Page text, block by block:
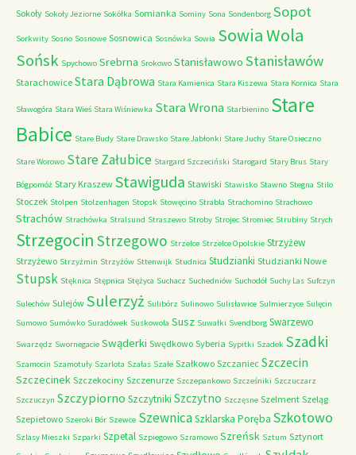
Sokoły Sokoły Jeziorne Sokółka Somianka Sominy Sona Sondenborg Sopot
Sorkwity Sosno Sosnowe Sosnowica Sosnówka Sowia Sowia Wola
Sońsk Spychowo Srebrna Srokowo Stanisławowo Stanisławów
Starachowice Stara Dąbrowa Stara Kamienica Stara Kiszewa Stara Kornica Stara
Sławogóra Stara Wieś Stara Wiśniewka Stara Wrona Starbienino Stare
Babice Stare Budy Stare Drawsko Stare Jabłonki Stare Juchy Stare Osieczno
Stare Worowo Stare Załubice Stargard Szczeciński Starogard Stary Brus Stary
Bógpomóż Stary Kraszew Stawiguda Stawiski Stawisko Stawno Stegna Stilo
Stoczek Stolpen Stolzenhagen Stopsk Stowęcino Strabla Strachomino Strachowo
Strachów Strachówka Stralsund Straszewo Stroby Strojec Stromiec Strubiny Strych
Strzegocin Strzegowo Strzelce Strzelce Opolskie Strzyżew
Strzyżewo Strzyżmin Strzyżów Sttenwijk Studnica Studzianki Studzianki Nowe
Stupsk Stęknica Stępnica Stężyca Suchacz Suchedniów Suchodół Suchy Las Sufczyn
Sulechów Sulejów Sulerzyż Sulibórz Sulinowo Sulisławice Sulmierzyce Sulęcin
Sumowo Sumówko Suradówek Suskowola Susz Suwałki Svendborg Swarzewo
Swarzędz Swornegacie Swąderki Swędkowo Syberia Sypitki Szadek Szadki
Szamocin Szamotuły Szarlota Szałas Szałe Szałkowo Szczaniec Szczecin
Szczecinek Szczekociny Szczenurze Szczepankowo Szcześniki Szczuczarz
Szczuczyn Szczypiorno Szczytniki Szczytno Szczęsne Szelment Szeląg
Szepietowo Szeroki Bór Szewce SzewnicaSzklarska Poręba Szkotowo
Szlasy Mieszki Szparki Szpetal Szpiegowo Szramowo Szreńsk Sztum Sztynort